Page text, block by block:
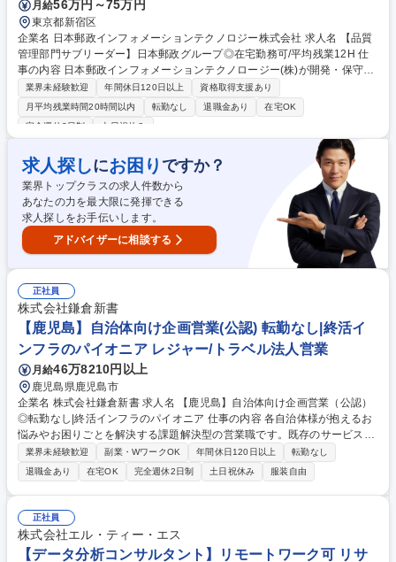
月給56万円～75万円
東京都新宿区
企業名 日本郵政インフォメーションテクノロジー株式会社 求人名 【品質
管理部門サブリーダー】日本郵政グループ◎在宅勤務可/平均残業12H 仕
事の内容 日本郵政インフォメーションテクノロージー(株)が開発・保守・
運用するプロジェクト及びシステム(日本郵政G共用システム、JPグループ
クラウド等)に対してプレイングマネジャーとして以下業務をお任せいた
します。 ■品質管理担当として、プロジェクトの品質分析・評価(アプリ、
ェクトのデータから、全社的な標準指標(生産性、品質指標)を策定する■全
社標準を各システムやプロジェクトへ適用し、フィードバックから、標準
改定のPDCAを実施する(クラウドセキュリティを含む) ■当部所管の社内
システムの運用、改善■AI化の推進 募集職種 【品質管理部門サブリーダ
ー】日本郵政グループ◎在宅勤務可/平均残業12H
業界未経験歓迎 年間休日120日以上
資格取得支援あり
月平均残業時間20時間以内
転勤なし 退職金あり
在宅OK
完全週休2日制
土日祝休み
求人探しにお困り ですか？
業界トップクラスの求人件数から
あなたの力を最大限に発揮できる
求人探しをお手伝いします。
アドバイザーに相談する
正社員
株式会社鎌倉新書
【鹿児島】自治体向け企画営業(公認) 転勤なし|終活イ
ンフラのパイオニア レジャー/トラベル法人営業
月給46万8210円以上
鹿児島県鹿児島市
企業名 株式会社鎌倉新書 求人名 【鹿児島】自治体向け企画営業（公認）
◎転勤なし|終活インフラのパイオニア 仕事の内容 各自治体様が抱えるお
悩みやお困りごとを解決する課題解決型の営業職です。既存のサービスで
課題解決ができない場合は、ニーズをもとに社内各部署と連携・調整を行
い、具体的なご提案まで進めていただきます。 ■各自治体の政策・議会議
事録からニーズをリサーチして営業戦略を策定■自治体様へのサービス提
案や必要に応じて入札・プロポーザルの対応 ■提案や受注に当たっての社
内外の関係各部署との連携 ■主なサービス：住民向け情報冊子、DX化を推
進するナビシステム、役所内窓口の運営委託、地域活性化や高齢者を支援
するイベント企画（講演会・研修など） ■主な営業先：市民課、高齢者支
業界未経験歓迎 副業・WワークOK 年間休日120日以上
転勤なし
退職金あり
在宅OK 完全週休2日制 土日祝休み 服装自由
正社員
株式会社エル・ティー・エス
【データ分析コンサルタント】リモートワーク可 リサ